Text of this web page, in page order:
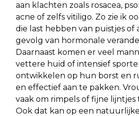
aan klachten zoals rosacea,
acne of zelfs vitiligo. Zo zie ik
die last hebben van puistjes of
gevolg van hormonale
Daarnaast komen er veel
vettere huid of intensief
ontwikkelen op hun borst en
en effectief aan te pakken.
vaak om rimpels of fijne
Ook dat kan op een